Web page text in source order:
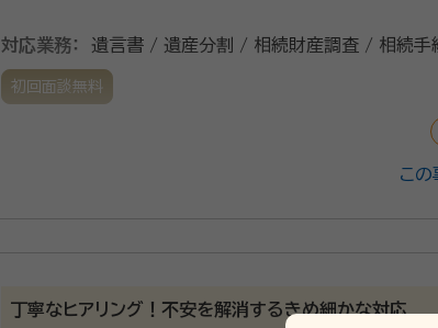
対応業務： 遺言書 / 遺産分割 / 相続財産調査 / 相続
初回面談無料
この
丁寧なヒアリング！不安を解消するきめ細かな対応